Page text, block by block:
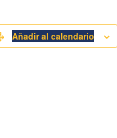
Añadir al calendario